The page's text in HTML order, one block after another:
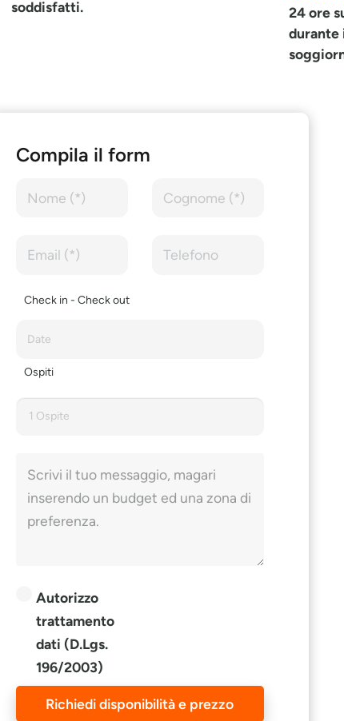
soddisfatti.
24 ore
durante
Compila il form
Check in - Check out
Ospiti
1 Ospite
Autorizzo
trattamento
dati (D.Lgs.
196/2003)
Richiedi disponibilità e prezzo